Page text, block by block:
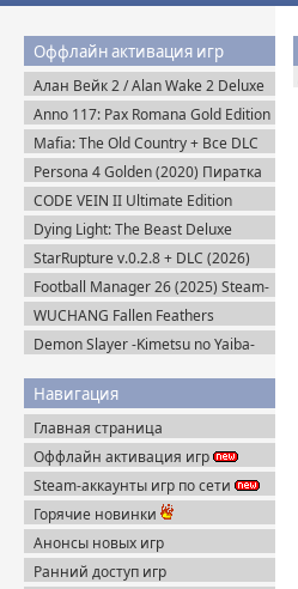
Оффлайн активация игр
Алан Вейк 2 / Alan Wake 2 Deluxe
Edition v.1.2.8 + DLC (2023)
Пиратка
Anno 117: Pax Romana Gold Edition
(2025) Uplay-Rip
Mafia: The Old Country + Все DLC
(2025) Пиратка
Persona 4 Golden (2020) Пиратка
CODE VEIN II Ultimate Edition
(2026) Steam-Rip
Dying Light: The Beast Deluxe
Edition v.1.6.4 + Все DLC (2025)
Пиратка
StarRupture v.0.2.8 + DLC (2026)
Пиратка
Football Manager 26 (2025) Steam-
Rip
WUCHANG Fallen Feathers
v.179951 + Все DLC (2025)
Пиратка
Demon Slayer -Kimetsu no Yaiba-
Навигация
Главная страница
Оффлайн активация игр
Steam-аккаунты игр по сети
Горячие новинки
Анонсы новых игр
Ранний доступ игр